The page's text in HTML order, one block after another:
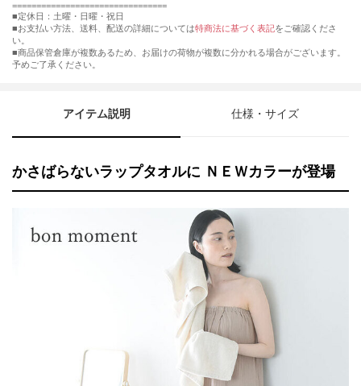
================================
■定休日：土曜・日曜・祝日
■お支払い方法、送料、配送の詳細については特商法に基づく表記をご確認くださ
い。
■商品保管倉庫が複数あるため、お届けの荷物が複数に分かれる場合がございます。
予めご了承ください。
アイテム説明 仕様・サイズ
かさばらないラップタオルに ＮＥＷカラーが登場